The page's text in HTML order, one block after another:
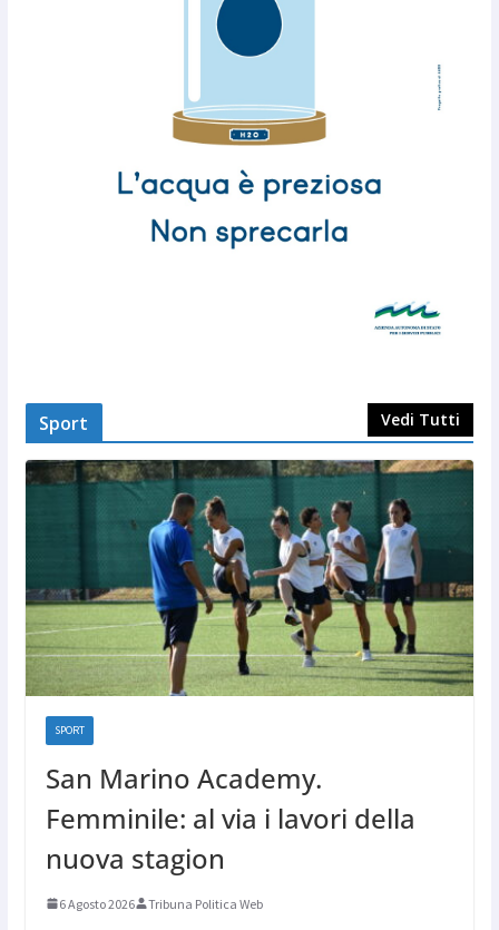
Sport Vedi Tutti
SPORT
San Marino Academy.
Femminile: al via i lavori della
nuova stagion
6 Agosto 2026 Tribuna Politica Web